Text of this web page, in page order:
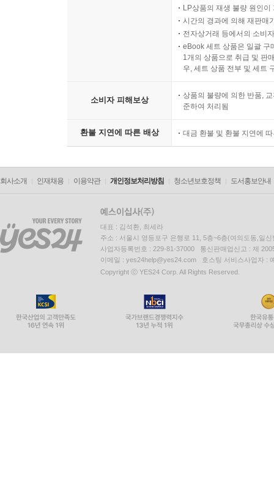
LP상품의 재생 불량 원인
시간의 경과에 의해 재판매
전자상거래 등에서의 소비
eBook 세트 상품은 일괄 구
1개의 상품으로 취급 및 판
우, 세트 상품 전부 및 세트
소비자 피해보상
상품의 불량에 의한 반품,
준하여 처리됨
환불 지연에 따른 배상 대금 환불 및 환불 지연에
회사소개 인재채용 이용약관 개인정보처리방침 청소년보호정책 도서홍보안내
대표 : 김석환, 최세라
주소 : 서울시 영등포구 은행로 11, 5층~6층(여의도동,일신
사업자등록번호 : 229-81-37000 통신판매업신고 : 제
이메일 : yes24help@yes24.com 호스팅 서비스사업자 :
Copyright ⓒ YES24 Corp. All Rights Reserved.